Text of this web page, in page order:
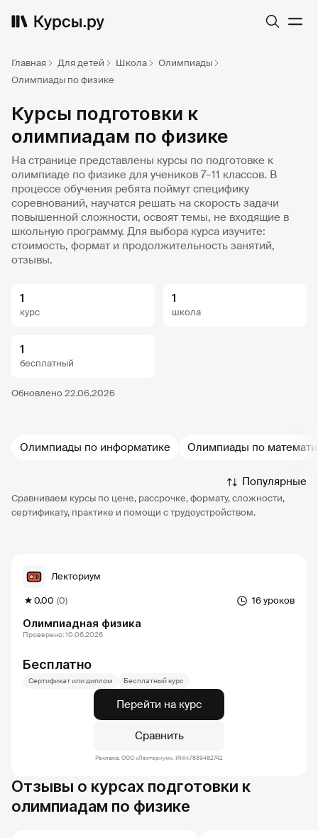
Главная Для детей Школа
Олимпиады
Олимпиады по физике
Курсы подготовки к
олимпиадам по физике
На странице представлены курсы по подготовке к
олимпиаде по физике для учеников 7–11 классов. В
процессе обучения ребята поймут специфику
соревнований, научатся решать на скорость задачи
повышенной сложности, освоят темы, не входящие в
школьную программу. Для выбора курса изучите:
стоимость, формат и продолжительность занятий,
отзывы.
1
курс
1
школа
1
бесплатный
Обновлено 22.06.2026
Олимпиады по информатике Олимпиады по
Популярные
Сравниваем курсы по цене, рассрочке, формату, сложности,
сертификату, практике и помощи с трудоустройством.
Олимпиадная физика
16 уроков
0.00 (0)
Лекториум
Бесплатно
Проверено: 10.06.2026
Сертификат или диплом Бесплатный курс
Перейти на курс
Сравнить
Реклама. ООО «Лекториум», ИНН:7839482742
Отзывы о курсах подготовки к
олимпиадам по физике